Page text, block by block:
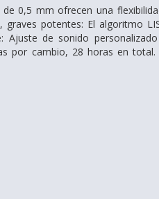
0,5 mm ofrecen una
graves potentes: El algoritmo
de sonido
por cambio, 28 horas en